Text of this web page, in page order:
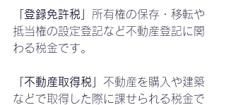
「登録免許税」 所有権の保存・移転や
抵当権の設定登記など不動産登記に関
わる税金です。
「不動産取得税」 不動産を購入や建築
などで取得した際に課せられる税金で